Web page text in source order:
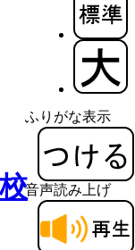
ふりがな表示
音声読み上げ